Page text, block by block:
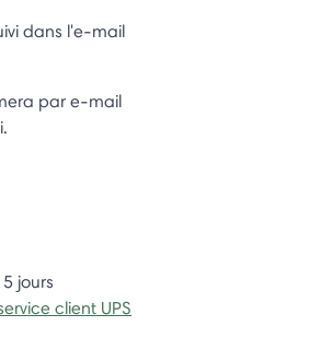
dans l'e-mail
par e-mail
jours
client UPS